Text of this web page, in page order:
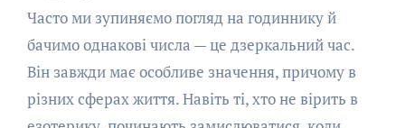
Часто ми зупиняємо погляд на годиннику й
бачимо однакові числа — це дзеркальний час.
Він завжди має особливе значення, причому в
різних сферах життя. Навіть ті, хто не вірить в